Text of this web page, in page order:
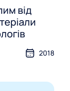
від
2018